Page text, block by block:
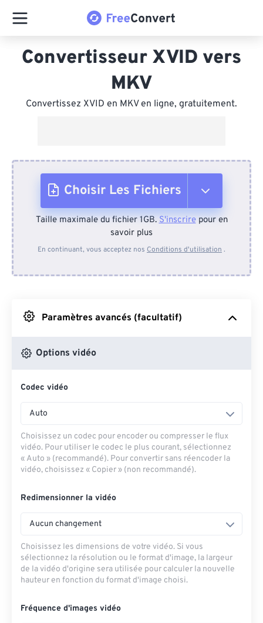
Convertisseur XVID vers
MKV
Convertissez XVID en MKV en ligne, gratuitement.
Choisir Les Fichiers
Depuis l'appareil
Depuis Google Drive
Depuis OneDrive
Taille maximale du fichier 1GB.S'inscrirepour en
savoir plus
En continuant, vous acceptez nos Conditions d'utilisation .
Paramètres avancés (facultatif)
Options vidéo
Codec vidéo
Auto
Choisissez un codec pour encoder ou compresser le flux
vidéo. Pour utiliser le codec le plus courant, sélectionnez
« Auto » (recommandé). Pour convertir sans réencoder la
vidéo, choisissez « Copier » (non recommandé).
Redimensionner la vidéo
Aucun changement
Choisissez les dimensions de votre vidéo. Si vous
sélectionnez la résolution ou le format d'image, la largeur
de la vidéo d'origine sera utilisée pour calculer la nouvelle
hauteur en fonction du format d'image choisi.
Fréquence d'images vidéo